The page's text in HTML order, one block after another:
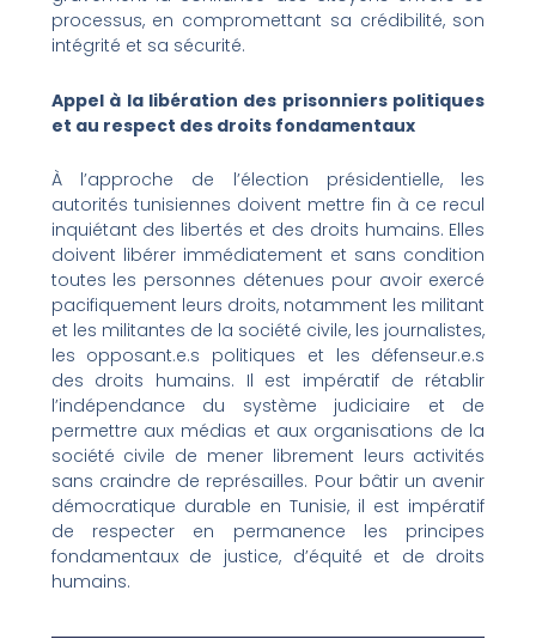
processus, en compromettant sa crédibilité, son
intégrité et sa sécurité.
Appel à la libération des prisonniers politiques
et au respect des droits fondamentaux
À l’approche de l’élection présidentielle, les
autorités tunisiennes doivent mettre fin à ce recul
inquiétant des libertés et des droits humains. Elles
doivent libérer immédiatement et sans condition
toutes les personnes détenues pour avoir exercé
pacifiquement leurs droits, notamment les militant
et les militantes de la société civile, les journalistes,
les opposant.e.s politiques et les défenseur.e.s
des droits humains. Il est impératif de rétablir
l’indépendance du système judiciaire et de
permettre aux médias et aux organisations de la
société civile de mener librement leurs activités
sans craindre de représailles. Pour bâtir un avenir
démocratique durable en Tunisie, il est impératif
de respecter en permanence les principes
fondamentaux de justice, d’équité et de droits
humains.